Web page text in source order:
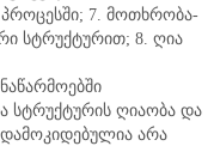
7. მოთხრობა-
სტრუქტურით; 8. ღია
სტრუქტურის ღიაობა და
არა